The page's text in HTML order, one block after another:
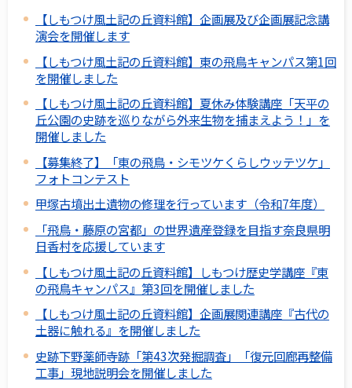
【しもつけ風土記の丘資料館】企画展及び企画展記念講
演会を開催します
【しもつけ風土記の丘資料館】東の飛鳥キャンパス第1回
を開催しました
【しもつけ風土記の丘資料館】夏休み体験講座「天平の
丘公園の史跡を巡りながら外来生物を捕まえよう！」を
開催しました
【募集終了】「東の飛鳥・シモツケくらしウッテツケ」
フォトコンテスト
甲塚古墳出土遺物の修理を行っています（令和7年度）
「飛鳥・藤原の宮都」の世界遺産登録を目指す奈良県明
日香村を応援しています
【しもつけ風土記の丘資料館】しもつけ歴史学講座『東
の飛鳥キャンパス』第3回を開催しました
【しもつけ風土記の丘資料館】企画展関連講座『古代の
土器に触れる』を開催しました
史跡下野薬師寺跡「第43次発掘調査」「復元回廊再整備
工事」現地説明会を開催しました